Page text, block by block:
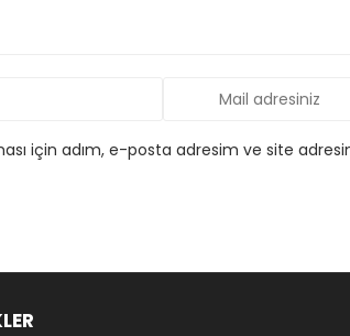
için adım, e-posta adresim ve site